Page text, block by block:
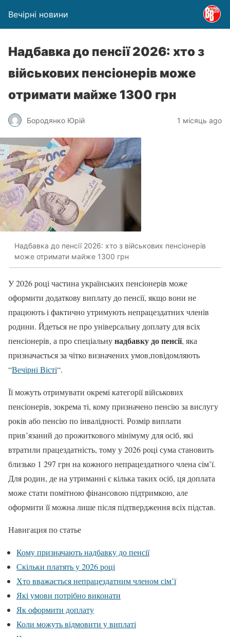
Вечірні новини
Надбавка до пенсії 2026: хто з
військових пенсіонерів може
отримати майже 1300 грн
Бородянко Юрій 1 місяць ago
Надбавка до пенсії 2026: хто з військових пенсіонерів
може отримати майже 1300 грн
У 2026 році частина українських пенсіонерів може
оформити додаткову виплату до пенсії, якщо вони не
працюють і фактично утримують непрацездатних членів
родини. Йдеться не про універсальну доплату для всіх
пенсіонерів, а про спеціальнунадбавку до пенсії, яка
призначається за чітко визначених умов,повідомляють
“Вечірні Вісті“.
Її можуть отримувати окремі категорії військових
пенсіонерів, зокрема ті, кому призначено пенсію за вислугу
років або пенсію по інвалідності. Розмір виплати
прив’язаний до прожиткового мінімуму для осіб, які
втратили працездатність, тому у 2026 році сума становить
близько 1 297 грн на кожного непрацездатного члена сім’ї.
Для родин, де на утриманні є кілька таких осіб, ця доплата
може стати помітною фінансовою підтримкою, але
оформити її можна лише після підтвердження всіх підстав.
Навигация по статье
Кому призначають надбавку до пенсії
Скільки платять у 2026 році
Хто вважається непрацездатним членом сім’ї
Які умови потрібно виконати
Як оформити доплату
Коли можуть відмовити у виплаті